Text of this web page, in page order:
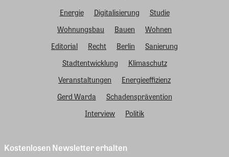
Energie Digitalisierung
Studie
Wohnungsbau
Bauen
Wohnen
Editorial
Recht Berlin
Sanierung
Stadtentwicklung
Klimaschutz
Veranstaltungen
Energieeffizienz
Gerd Warda
Schadensprävention
Interview
Politik
Kostenlosen Newsletter erhalten